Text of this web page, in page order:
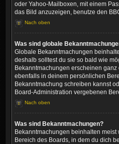
oder Yahoo-Mailboxen, mit einem
das Bild anzuzeigen, benutze den
Nach oben
Was sind globale
Globale Bekanntmachungen
deshalb solltest du sie so bald wie
Bekanntmachungen erscheinen
ebenfalls in deinem persönlichen
Bekanntmachung schreiben kannst
Board-Administration vergebenen
Nach oben
Was sind Bekanntmachungen?
Bekanntmachungen beinhalten
Bereich des Boards, in dem du dich